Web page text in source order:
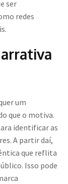
ser
redes
um
que o motiva.
identificar as
A partir daí,
que reflita
Isso pode